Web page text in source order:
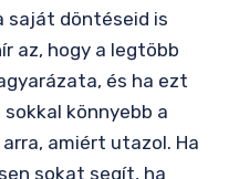
saját döntéseid is
az, hogy a legtöbb
és ha ezt
könnyebb a
amiért utazol. Ha
sokat segít, ha